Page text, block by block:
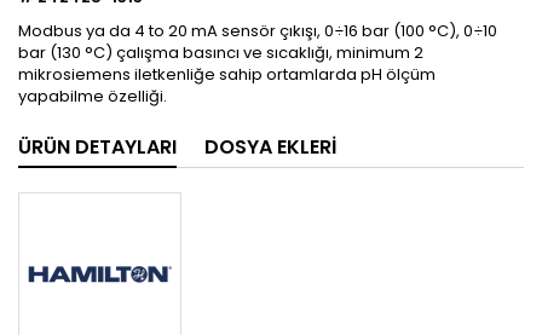
Modbus ya da 4 to 20 mA sensör çıkışı, 0÷16 bar (100 °C), 0÷10
bar (130 °C) çalışma basıncı ve sıcaklığı, minimum 2
mikrosiemens iletkenliğe sahip ortamlarda pH ölçüm
yapabilme özelliği.
ÜRÜN DETAYLARI DOSYA EKLERI